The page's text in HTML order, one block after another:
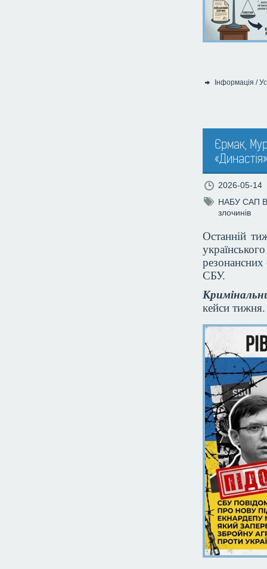
Категорія:
Інформація /
Єрмак,
«Династія»
2026-05-14
НАБУ САП
злочинів
Останній
СБУ.
кейси